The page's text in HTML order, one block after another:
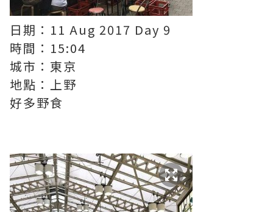
日期：11 Aug 2017 Day 9
時間：15:04
城市：東京
地點：上野
好多野食